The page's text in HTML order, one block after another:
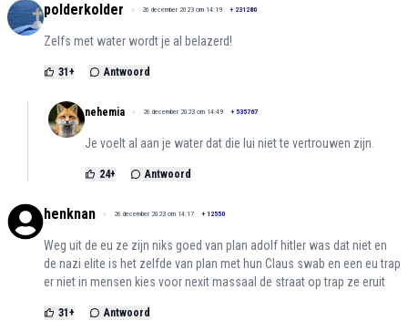
polderkolder 26 december 2023 om 14:19 + 231280
Zelfs met water wordt je al belazerd!
31 + Antwoord
nehemia 26 december 2023 om 14:49 + 535767
Je voelt al aan je water dat die lui niet te vertrouwen zijn.
24+ Antwoord
henknan 26 december 2023 om 14:17 + 12550
Weg uit de eu ze zijn niks goed van plan adolf hitler was dat niet en
de nazi elite is het zelfde van plan met hun Claus swab en een eu trap
er niet in mensen kies voor nexit massaal de straat op trap ze eruit
31 + Antwoord